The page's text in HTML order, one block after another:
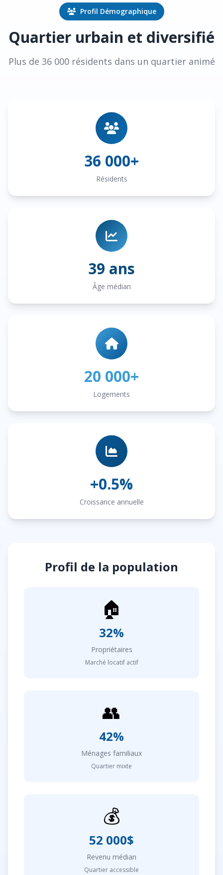
Profil Démographique
Quartier urbain et diversifié
Plus de 36 000 résidents dans un quartier animé
36 000+
Résidents
39 ans
Âge médian
20 000+
Logements
+0.5%
Croissance annuelle
Profil de la population
🏠
32%
Propriétaires
Marché locatif actif
👥
42%
Ménages familiaux
Quartier mixte
💰
52 000$
Revenu médian
Quartier accessible